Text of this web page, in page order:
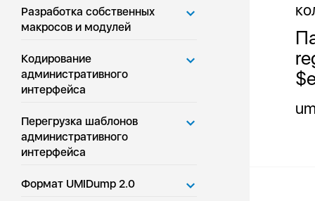
Разработка собственных
макросов и модулей
Кодирование
административного
интерфейса
Перегрузка шаблонов
административного
интерфейса
Формат UMIDump 2.0